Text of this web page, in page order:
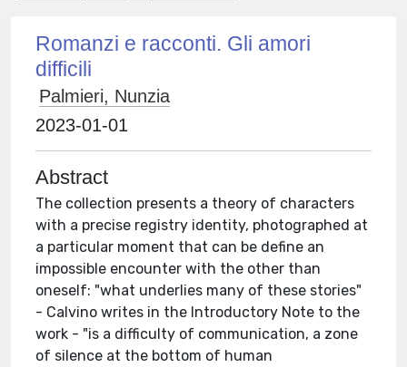
Romanzi e racconti. Gli amori
difficili
Palmieri, Nunzia
2023-01-01
Abstract
The collection presents a theory of characters
with a precise registry identity, photographed at
a particular moment that can be define an
impossible encounter with the other than
oneself: "what underlies many of these stories"
- Calvino writes in the Introductory Note to the
work - "is a difficulty of communication, a zone
of silence at the bottom of human